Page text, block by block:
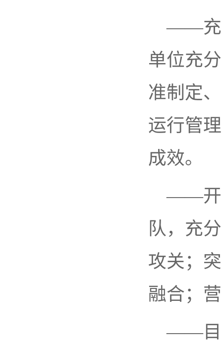
——充
单位充
准制定
运行管
成效。
——开
队，充
攻关；
融合；
——目